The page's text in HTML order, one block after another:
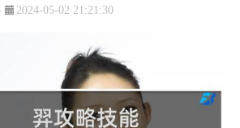
2024-05-02 21:21:30